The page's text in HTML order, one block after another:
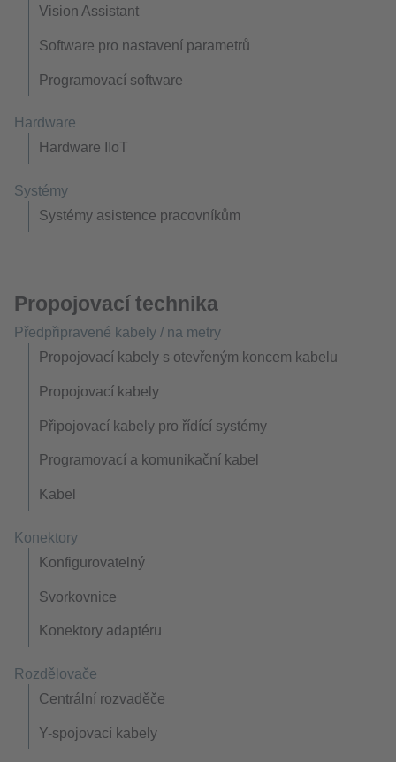
Vision Assistant
Software pro nastavení parametrů
Programovací software
Hardware
Hardware IIoT
Systémy
Systémy asistence pracovníkům
Propojovací technika
Předpřipravené kabely / na metry
Propojovací kabely s otevřeným koncem kabelu
Propojovací kabely
Připojovací kabely pro řídící systémy
Programovací a komunikační kabel
Kabel
Konektory
Konfigurovatelný
Svorkovnice
Konektory adaptéru
Rozdělovače
Centrální rozvaděče
Y-spojovací kabely